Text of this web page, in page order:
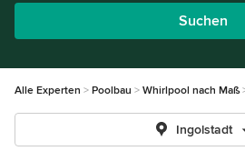
Suchen
Alle Experten Poolbau Whirlpool nach Maß
Ingolstadt